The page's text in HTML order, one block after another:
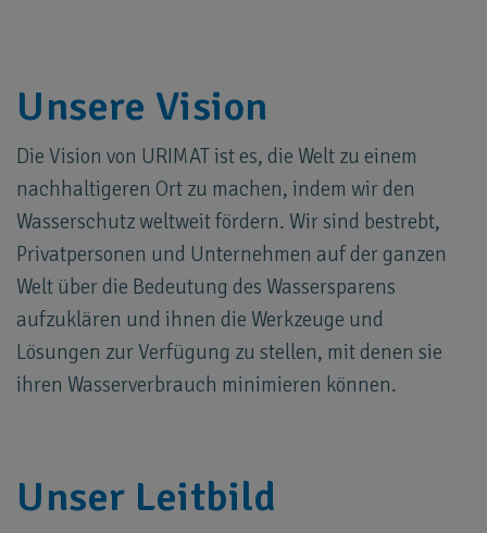
Unsere Vision
Die Vision von URIMAT ist es, die Welt zu einem
nachhaltigeren Ort zu machen, indem wir den
Wasserschutz weltweit fördern. Wir sind bestrebt,
Privatpersonen und Unternehmen auf der ganzen
Welt über die Bedeutung des Wassersparens
aufzuklären und ihnen die Werkzeuge und
Lösungen zur Verfügung zu stellen, mit denen sie
ihren Wasserverbrauch minimieren können.
Unser Leitbild